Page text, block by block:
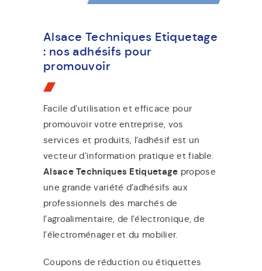
Alsace Techniques Etiquetage
: nos adhésifs pour
promouvoir
Facile d’utilisation et efficace pour
promouvoir votre entreprise, vos
services et produits, l’adhésif est un
vecteur d’information pratique et fiable.
Alsace Techniques Etiquetage propose
une grande variété d’adhésifs aux
professionnels des marchés de
l’agroalimentaire, de l’électronique, de
l’électroménager et du mobilier.
Coupons de réduction ou étiquettes